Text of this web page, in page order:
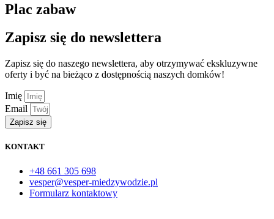
Plac zabaw
Zapisz się do newslettera
Zapisz się do naszego newslettera, aby otrzymywać ekskluzywne
oferty i być na bieżąco z dostępnością naszych domków!
Imię
Email
Zapisz się
KONTAKT
+48 661 305 698
vesper@vesper-miedzywodzie.pl
Formularz kontaktowy